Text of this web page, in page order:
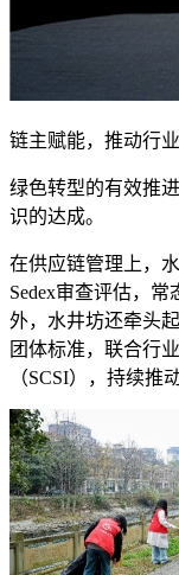
链主赋能，推动行
绿色转型的有效推
识的达成。
在供应链管理上，
Sedex审查评估，
外，水井坊还牵头
团体标准，联合行
（SCSI），持续推